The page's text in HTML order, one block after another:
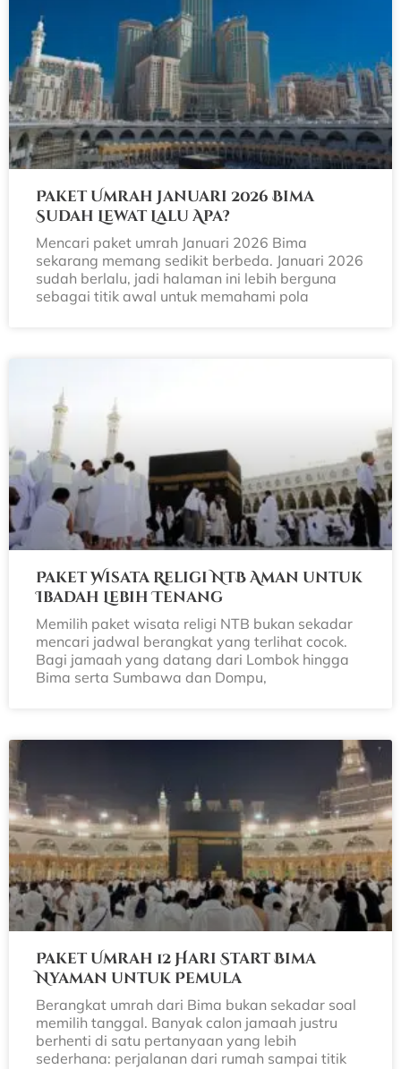
Paket Umrah Januari 2026 Bima
Sudah Lewat Lalu Apa?
Mencari paket umrah Januari 2026 Bima
sekarang memang sedikit berbeda. Januari 2026
sudah berlalu, jadi halaman ini lebih berguna
sebagai titik awal untuk memahami pola
Paket Wisata Religi NTB Aman untuk
Ibadah Lebih Tenang
Memilih paket wisata religi NTB bukan sekadar
mencari jadwal berangkat yang terlihat cocok.
Bagi jamaah yang datang dari Lombok hingga
Bima serta Sumbawa dan Dompu,
Paket Umrah 12 Hari Start Bima
Nyaman untuk Pemula
Berangkat umrah dari Bima bukan sekadar soal
memilih tanggal. Banyak calon jamaah justru
berhenti di satu pertanyaan yang lebih
sederhana: perjalanan dari rumah sampai titik